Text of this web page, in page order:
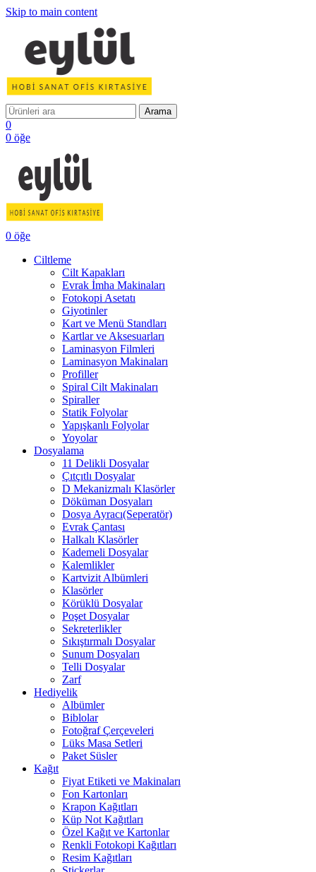
Skip to main content
Arama
0
0 öğe
0 öğe
Ciltleme
Cilt Kapakları
Evrak İmha Makinaları
Fotokopi Asetatı
Giyotinler
Kart ve Menü Standları
Kartlar ve Aksesuarları
Laminasyon Filmleri
Laminasyon Makinaları
Profiller
Spiral Cilt Makinaları
Spiraller
Statik Folyolar
Yapışkanlı Folyolar
Yoyolar
Dosyalama
11 Delikli Dosyalar
Çıtçıtlı Dosyalar
D Mekanizmalı Klasörler
Döküman Dosyaları
Dosya Ayracı(Seperatör)
Evrak Çantası
Halkalı Klasörler
Kademeli Dosyalar
Kalemlikler
Kartvizit Albümleri
Klasörler
Körüklü Dosyalar
Poşet Dosyalar
Sekreterlikler
Sıkıştırmalı Dosyalar
Sunum Dosyaları
Telli Dosyalar
Zarf
Hediyelik
Albümler
Biblolar
Fotoğraf Çerçeveleri
Lüks Masa Setleri
Paket Süsler
Kağıt
Fiyat Etiketi ve Makinaları
Fon Kartonları
Krapon Kağıtları
Küp Not Kağıtları
Özel Kağıt ve Kartonlar
Renkli Fotokopi Kağıtları
Resim Kağıtları